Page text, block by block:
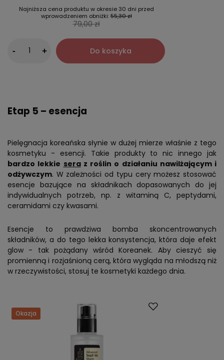
Najniższa cena produktu w okresie 30 dni przed
wprowadzeniem obniżki:55,30 zł
79,00 zł
- + Do koszyka
Etap 5 – esencja
Pielęgnacja koreańska słynie w dużej mierze właśnie z tego
kosmetyku - esencji. Takie produkty to nic innego jak
bardzo lekkie seraz roślin o działaniu nawilżającym i
odżywczym. W zależności od typu cery możesz stosować
esencje bazujące na składnikach dopasowanych do jej
indywidualnych potrzeb, np. z witaminą C, peptydami,
ceramidami czy kwasami.
Esencje to prawdziwa bomba skoncentrowanych
składników, a do tego lekka konsystencja, która daje efekt
glow - tak pożądany wśród Koreanek. Aby cieszyć się
promienną i rozjaśnioną cerą, która wygląda na młodszą niż
w rzeczywistości, stosuj te kosmetyki każdego dnia.
Okazja